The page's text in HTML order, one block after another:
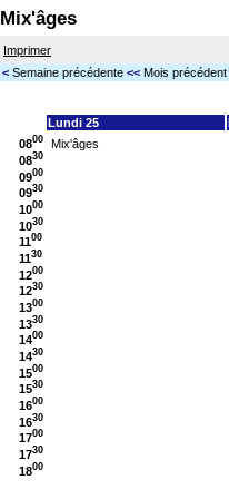
Mix'âges
Imprimer
< Semaine précédente << Mois précédent
Lundi 25
0800
0830
0900
0930
1000
1030
1100
1130
1200
1230
1300
1330
1400
1430
1500
1530
1600
1630
1700
1730
1800
Mix'âges